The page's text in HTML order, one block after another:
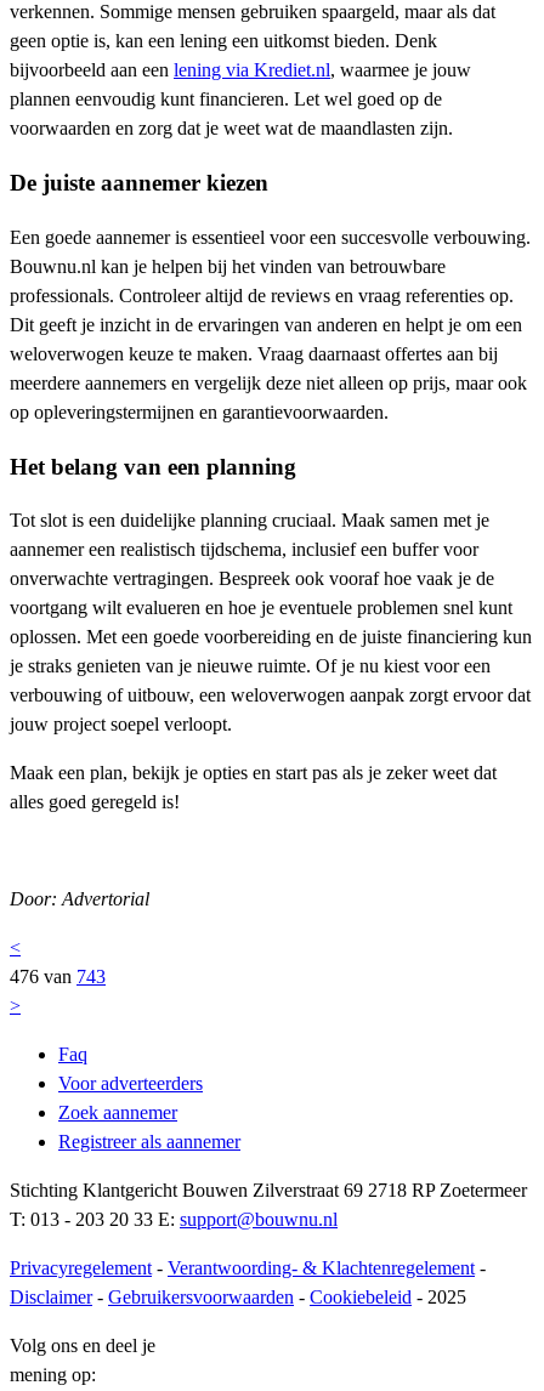
verkennen. Sommige mensen gebruiken spaargeld, maar als dat
geen optie is, kan een lening een uitkomst bieden. Denk
bijvoorbeeld aan een lening via Krediet.nl, waarmee je jouw
plannen eenvoudig kunt financieren. Let wel goed op de
voorwaarden en zorg dat je weet wat de maandlasten zijn.
De juiste aannemer kiezen
Een goede aannemer is essentieel voor een succesvolle verbouwing.
Bouwnu.nl kan je helpen bij het vinden van betrouwbare
professionals. Controleer altijd de reviews en vraag referenties op.
Dit geeft je inzicht in de ervaringen van anderen en helpt je om een
weloverwogen keuze te maken. Vraag daarnaast offertes aan bij
meerdere aannemers en vergelijk deze niet alleen op prijs, maar ook
op opleveringstermijnen en garantievoorwaarden.
Het belang van een planning
Tot slot is een duidelijke planning cruciaal. Maak samen met je
aannemer een realistisch tijdschema, inclusief een buffer voor
onverwachte vertragingen. Bespreek ook vooraf hoe vaak je de
voortgang wilt evalueren en hoe je eventuele problemen snel kunt
oplossen. Met een goede voorbereiding en de juiste financiering kun
je straks genieten van je nieuwe ruimte. Of je nu kiest voor een
verbouwing of uitbouw, een weloverwogen aanpak zorgt ervoor dat
jouw project soepel verloopt.
Maak een plan, bekijk je opties en start pas als je zeker weet dat
alles goed geregeld is!
Door: Advertorial
<
476 van 743
>
Faq
Voor adverteerders
Zoek aannemer
Registreer als aannemer
Stichting Klantgericht Bouwen Zilverstraat 69 2718 RP Zoetermeer
T: 013 - 203 20 33 E: support@bouwnu.nl
Privacyregelement - Verantwoording- & Klachtenregelement -
Disclaimer- Gebruikersvoorwaarden - Cookiebeleid - 2025
Volg ons en deel je
mening op: